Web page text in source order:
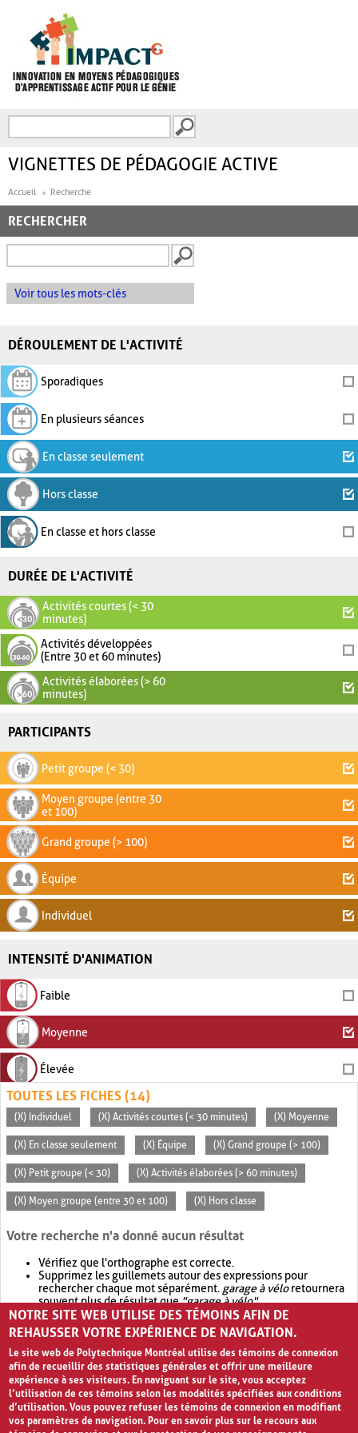
FORMULAIRE DE
VIGNETTES DE PÉDAGOGIE ACTIVE
Accueil Recherche
RECHERCHER
Voir tous les mots-clés
DÉROULEMENT DE L'ACTIVITÉ
Sporadiques
En plusieurs séances
En classe seulement
Hors classe
En classe et hors classe
DURÉE DE L'ACTIVITÉ
Activités courtes (< 30
minutes)
Activités développées
(Entre 30 et 60 minutes)
Activités élaborées (> 60
minutes)
PARTICIPANTS
Petit groupe (< 30)
Moyen groupe (entre 30
et 100)
Grand groupe (> 100)
Équipe
Individuel
INTENSITÉ D'ANIMATION
Faible
Moyenne
Élevée
TOUTES LES FICHES (14)
(X) Individuel (X) Activités courtes (< 30 minutes) (X) Moyenne
(X) En classe seulement (X) Équipe (X) Grand groupe (> 100)
(X) Petit groupe (< 30) (X) Activités élaborées (> 60 minutes)
(X) Moyen groupe (entre 30 et 100) (X) Hors classe
Votre recherche n'a donné aucun résultat
Vérifiez que l'orthographe est correcte.
Supprimez les guillemets autour des expressions pour
rechercher chaque mot séparément. garage à véloretournera
souvent plus de résultat que"garage à vélo".
Envisagez d'élargir votre recherche avec OR.garage OR vélo
retournera souvent plus de résultat quegarage à vélo
NOTRE SITE WEB UTILISE DES TÉMOINS AFIN DE
REHAUSSER VOTRE EXPÉRIENCE DE NAVIGATION.
Le site web de Polytechnique Montréal utilise des témoins de connexion
afin de recueillir des statistiques générales et offrir une meilleure
expérience à ses visiteurs. En naviguant sur le site, vous acceptez
l’utilisation de ces témoins selon les modalités spécifiées aux conditions
d’utilisation. Vous pouvez refuser les témoins de connexion en modifiant
vos paramètres de navigation. Pour en savoir plus sur le recours aux